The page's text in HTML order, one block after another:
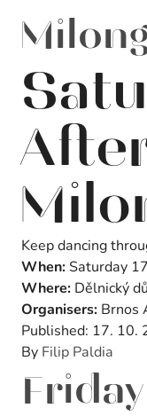
Keep dancing
When: Saturday
Where: Dělnický
Organisers: Brnos
Published: 17. 10.
By Filip Paldia